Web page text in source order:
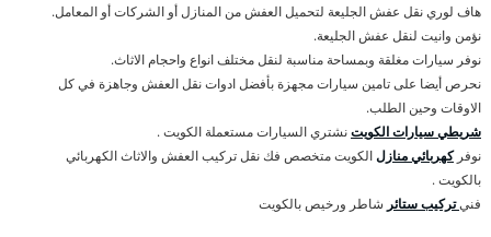
هاف لوري نقل عفش الجليعة لتحميل العفش من المنازل أو الشركات أو المعامل.
نؤمن وانيت لنقل عفش الجليعة.
نوفر سيارات مغلقة وبمساحة مناسبة لنقل مختلف انواع واحجام الاثاث.
نحرص أيضا على تامين سيارات مجهزة بأفضل ادوات نقل العفش وجاهزة في كل
الاوقات وحين الطلب.
شريطي سيارات الكويتنشتري السيارات مستعملة الكويت .
نوفركهربائي منازلالكويت متخصص فك نقل تركيب العفش والاثاث الكهربائي
بالكويت .
فنيتركيب ستائر شاطر ورخيص بالكويت